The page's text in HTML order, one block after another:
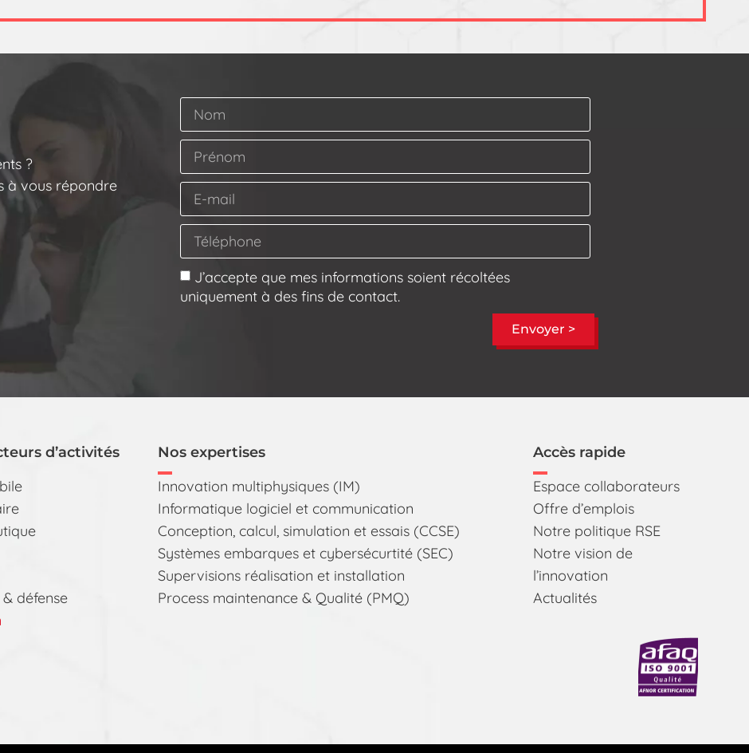
?
à vous répondre
J’accepte que mes informations soient récoltées
uniquement à des fins de contact.
Envoyer >
d’activités
défense
Nos expertises
Innovation multiphysiques (IM)
Informatique logiciel et communication
Conception, calcul, simulation et essais (CCSE)
Systèmes embarques et cybersécurtité (SEC)
Supervisions réalisation et installation
Process maintenance & Qualité (PMQ)
Accès rapide
Espace collaborateurs
Offre d’emplois
Notre politique RSE
Notre vision de
l’innovation
Actualités